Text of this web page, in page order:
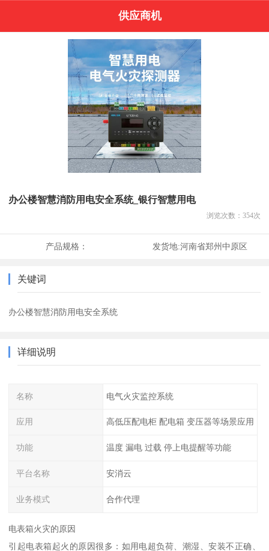
供应商机
办公楼智慧消防用电安全系统_银行智慧用电
浏览次数： 354次
产品规格： 发货地:河南省郑州中原区
关键词
办公楼智慧消防用电安全系统
详细说明
名称 电气火灾监控系统
应用 高低压配电柜 配电箱 变压器等场景应用
功能 温度 漏电 过载 停上电提醒等功能
平台名称 安消云
业务模式 合作代理
电表箱火灾的原因
引起电表箱起火的原因很多：如用电超负荷、潮湿、安装不正确、